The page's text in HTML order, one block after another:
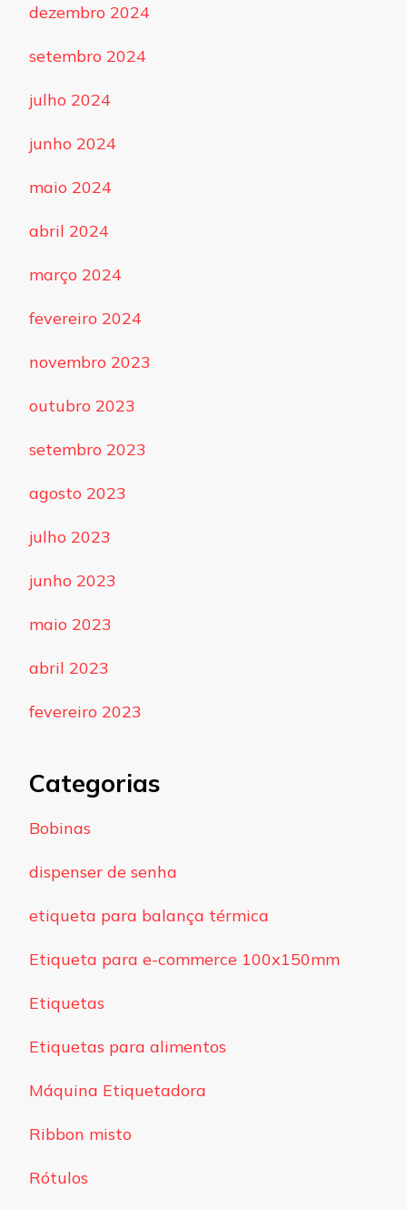
dezembro 2024
setembro 2024
julho 2024
junho 2024
maio 2024
abril 2024
março 2024
fevereiro 2024
novembro 2023
outubro 2023
setembro 2023
agosto 2023
julho 2023
junho 2023
maio 2023
abril 2023
fevereiro 2023
Categorias
Bobinas
dispenser de senha
etiqueta para balança térmica
Etiqueta para e-commerce 100x150mm
Etiquetas
Etiquetas para alimentos
Máquina Etiquetadora
Ribbon misto
Rótulos